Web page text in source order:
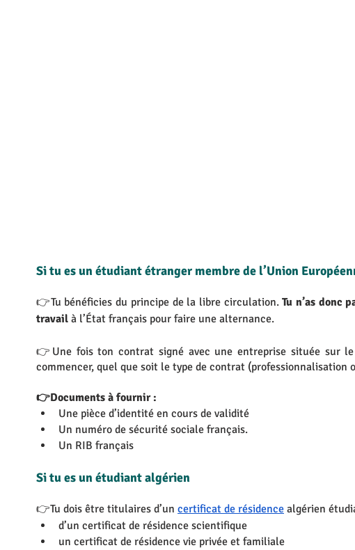
Si tu es un étudiant étranger membre de l’Union
👉Tu bénéficies du principe de la libre circulation. Tu n’as donc
travail à l’État français pour faire une alternance.
👉Une fois ton contrat signé avec une entreprise située sur
commencer, quel que soit le type de contrat (professionnalisation
👉Documents à fournir :
Une pièce d’identité en cours de validité
Un numéro de sécurité sociale français.
Un RIB français
Si tu es un étudiant algérien
👉Tu dois être titulaires d’un certificat de résidence algérien
d’un certificat de résidence scientifique
un certificat de résidence vie privée et familiale